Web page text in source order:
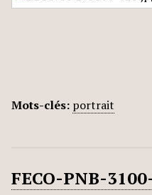
Mots-clés: portrait
FECO-PNB-